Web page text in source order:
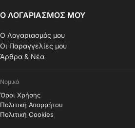
Ο ΛΟΓΑΡΙΑΣΜΟΣ ΜΟΥ
Ο Λογαριασμός μου
Οι Παραγγελίες μου
Άρθρα & Νέα
Νομικά
Όροι Χρήσης
Πολιτική Απορρήτου
Πολιτική Cookies